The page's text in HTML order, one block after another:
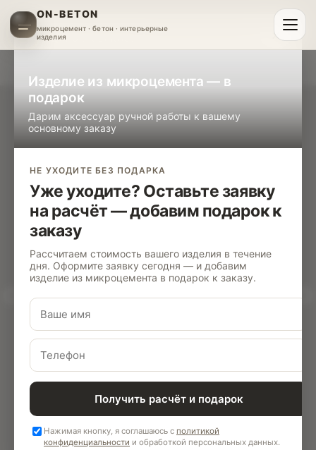
×
ПОДАРОК К ЗАКАЗУ
Изделие из микроцемента — в
подарок
Дарим аксессуар ручной работы к вашему
основному заказу
НЕ УХОДИТЕ БЕЗ ПОДАРКА
Уже уходите? Оставьте заявку
на расчёт — добавим подарок к
заказу
Рассчитаем стоимость вашего изделия в течение
дня. Оформите заявку сегодня — и добавим
изделие из микроцемента в подарок к заказу.
Получить расчёт и подарок
Нажимая кнопку, я соглашаюсь с политикой
конфиденциальности и обработкой персональных данных.
ON-BETON
микроцемент · бетон · интерьерные
изделия